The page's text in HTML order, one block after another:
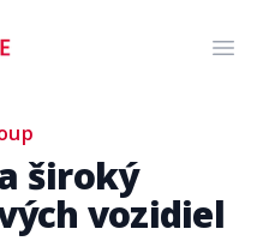
široký
vozidiel